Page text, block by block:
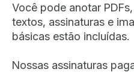
Você pode anotar
textos, assinaturas e
básicas estão incluídas.
Nossas assinaturas